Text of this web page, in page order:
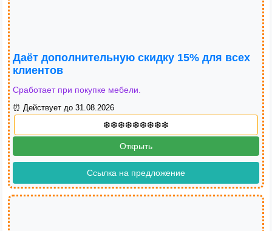
Даёт дополнительную скидку 15% для всех
клиентов
Сработает при покупке мебели.
⏰ Действует до 31.08.2026
Открыть
Ссылка на предложение